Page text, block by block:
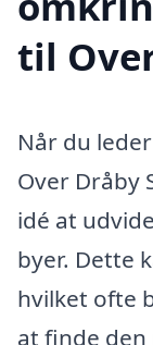
til
Når du
Over Dråby
idé at
byer. Dette
hvilket ofte
at finde